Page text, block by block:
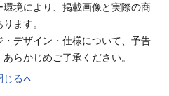
境により、掲載画像と実際の商
ます。
デザイン・仕様について、予告
らかじめご了承ください。
じる